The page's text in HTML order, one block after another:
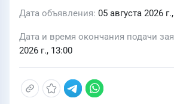
Дата объявления 05 августа 2026
Дата и время окончания подачи
2026 г., 13:00